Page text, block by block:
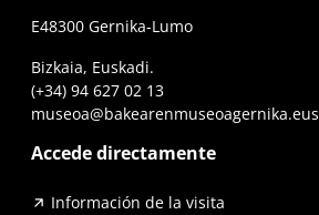
E48300 Gernika-Lumo
Bizkaia, Euskadi.
(+34) 94 627 02 13
museoa@bakearenmuseoagernika.eus
Accede directamente
Información de la visita